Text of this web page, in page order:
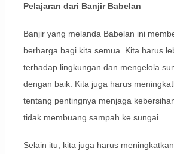
Pelajaran dari Banjir Babelan
Banjir yang melanda Babelan ini
berharga bagi kita semua. Kita harus
terhadap lingkungan dan mengelola
dengan baik. Kita juga harus
tentang pentingnya menjaga
tidak membuang sampah ke sungai.
Selain itu, kita juga harus